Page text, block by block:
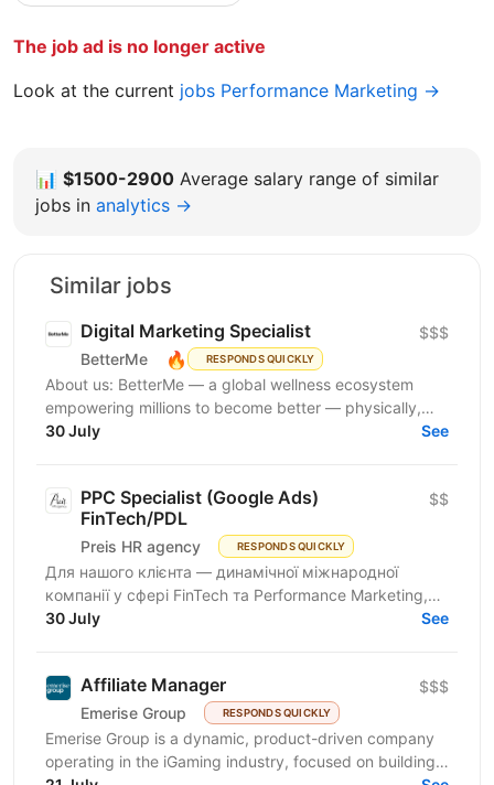
The job ad is no longer active
Look at the current jobs Performance Marketing →
📊 $1500-2900 Average salary range of similar
jobs in analytics →
Similar jobs
Digital Marketing Specialist
BetterMe 🔥 RESPONDS QUICKLY
$$$
About us: BetterMe — a global wellness ecosystem
empowering millions to become better — physically,
mentally, and emotionally. We build what makes
30 July See
PPC Specialist (Google Ads)
FinTech/PDL
Preis HR agency RESPONDS QUICKLY
$$
Для нашого клієнта — динамічної міжнародної
компанії у сфері FinTech та Performance Marketing,
що успішно масштабується на світових ринках та
30 July See
Affiliate Manager
Emerise Group RESPONDS QUICKLY
$$$
Emerise Group is a dynamic, product-driven company
operating in the iGaming industry, focused on building